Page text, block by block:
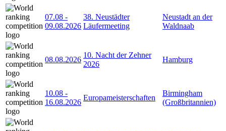
07.08 -
09.08.2026
38. Neustädter
Läufermeeting
Neustadt an der
Waldnaab
08.08.2026
10. Nacht der Zehner
2026
Hamburg
10.08 -
16.08.2026
Europameisterschaften
Birmingham
(Großbritannien)